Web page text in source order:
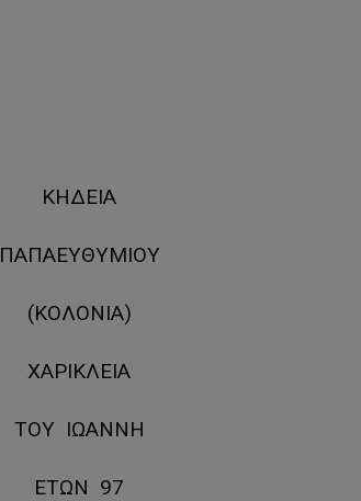
ΚΗΔΕΙΑ
ΠΑΠΑΕΥΘΥΜΙΟΥ
(ΚΟΛΟΝΙΑ)
ΧΑΡΙΚΛΕΙΑ
ΤΟΥ ΙΩΑΝΝΗ
ΕΤΩΝ 97